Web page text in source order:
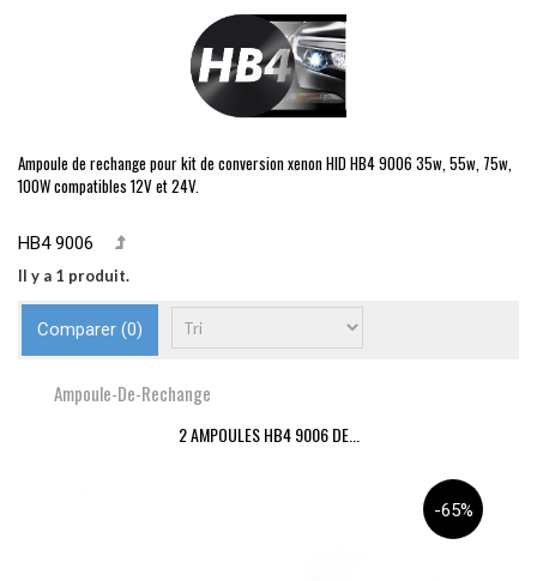
Ampoule de rechange pour kit de conversion xenon HID HB4 9006 35w, 55w, 75w,
100W compatibles 12V et 24V.
HB4 9006
Il y a 1 produit.
Comparer (0)
Ampoule-De-Rechange
2 AMPOULES HB4 9006 DE...
-65%